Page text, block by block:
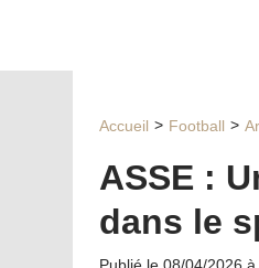
Accueil Football
ASSE :
dans le